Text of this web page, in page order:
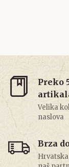
Preko
Velika
naslova
Brza